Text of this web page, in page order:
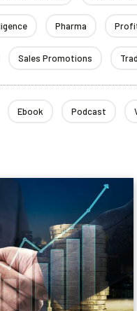
Pharma
Sales Promotions
Ebook Podcast